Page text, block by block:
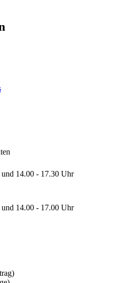
14.00 - 17.30 Uhr
14.00 - 17.00 Uhr